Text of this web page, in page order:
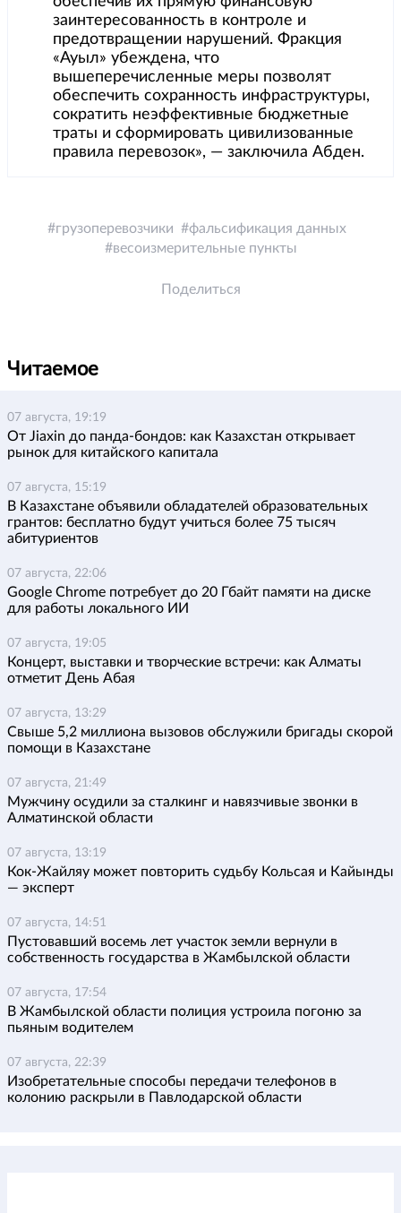
заинтересованность в контроле и
предотвращении нарушений. Фракция
«Ауыл» убеждена, что
вышеперечисленные меры позволят
обеспечить сохранность инфраструктуры,
сократить неэффективные бюджетные
траты и сформировать цивилизованные
правила перевозок», — заключила Абден.
грузоперевозчики
фальсификация данных
весоизмерительные пункты
Поделиться
Читаемое
07 августа, 19:19
От Jiaxin до панда-бондов: как Казахстан открывает
рынок для китайского капитала
07 августа, 15:19
В Казахстане объявили обладателей образовательных
грантов: бесплатно будут учиться более 75 тысяч
абитуриентов
07 августа, 22:06
Google Chrome потребует до 20 Гбайт памяти на диске
для работы локального ИИ
07 августа, 19:05
Концерт, выставки и творческие встречи: как Алматы
отметит День Абая
07 августа, 13:29
Свыше 5,2 миллиона вызовов обслужили бригады скорой
помощи в Казахстане
07 августа, 21:49
Мужчину осудили за сталкинг и навязчивые звонки в
Алматинской области
07 августа, 13:19
Кок-Жайляу может повторить судьбу Кольсая и Кайынды
— эксперт
07 августа, 14:51
Пустовавший восемь лет участок земли вернули в
собственность государства в Жамбылской области
07 августа, 17:54
В Жамбылской области полиция устроила погоню за
пьяным водителем
07 августа, 22:39
Изобретательные способы передачи телефонов в
колонию раскрыли в Павлодарской области